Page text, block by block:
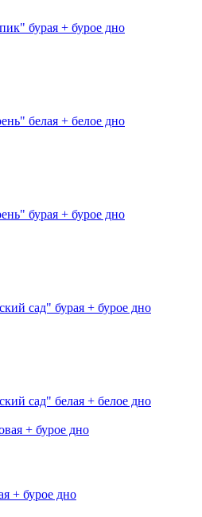
бурая + бурое дно
белая + белое дно
бурая + бурое дно
сад" бурая + бурое дно
сад" белая + белое дно
+ бурое дно